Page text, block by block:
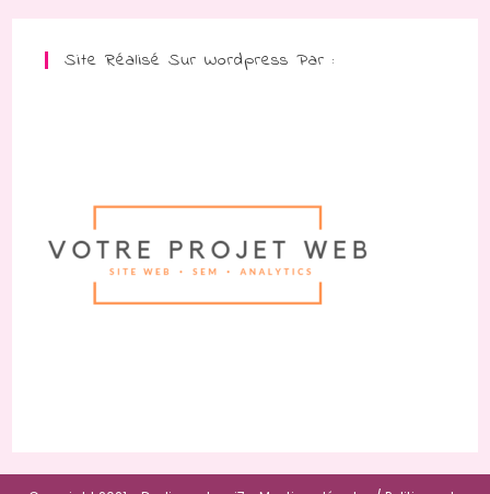
Site Réalisé Sur Wordpress Par :